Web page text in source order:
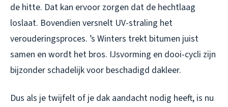
de hitte. Dat kan ervoor zorgen dat de hechtlaag
loslaat. Bovendien versnelt UV-straling het
verouderingsproces. ’s Winters trekt bitumen juist
samen en wordt het bros. IJsvorming en dooi-cycli zijn
bijzonder schadelijk voor beschadigd dakleer.
Dus als je twijfelt of je dak aandacht nodig heeft, is nu